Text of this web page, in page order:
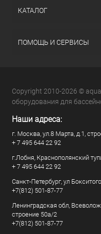
КАТАЛОГ
ПОМОЩЬ И СЕРВИСЫ
Copyright 2010-2026 ©
оборудования для
Наши адреса:
г. Москва, ул.8 Марта, д.1,
+ 7 495 644 22 92
г.Лобня, Краснополянский
+ 7 495 644 22 92
Санкт-Петербург, ул
+7(812) 501-87-77
Ленинградская обл,
строение 50а/2
+7(812) 501-87-77